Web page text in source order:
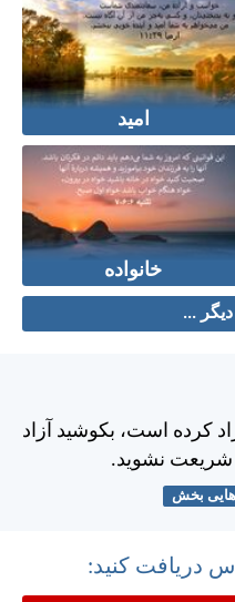
امید
خانواده
...
كرده است، بكوشيد آزاد
شريعت نشويد.
بخش
دریافت کنید: